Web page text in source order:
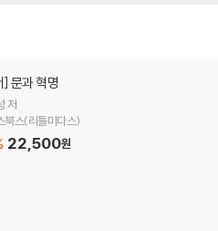
] 문과 혁명
저
북스(리틀미다스)
22,500원